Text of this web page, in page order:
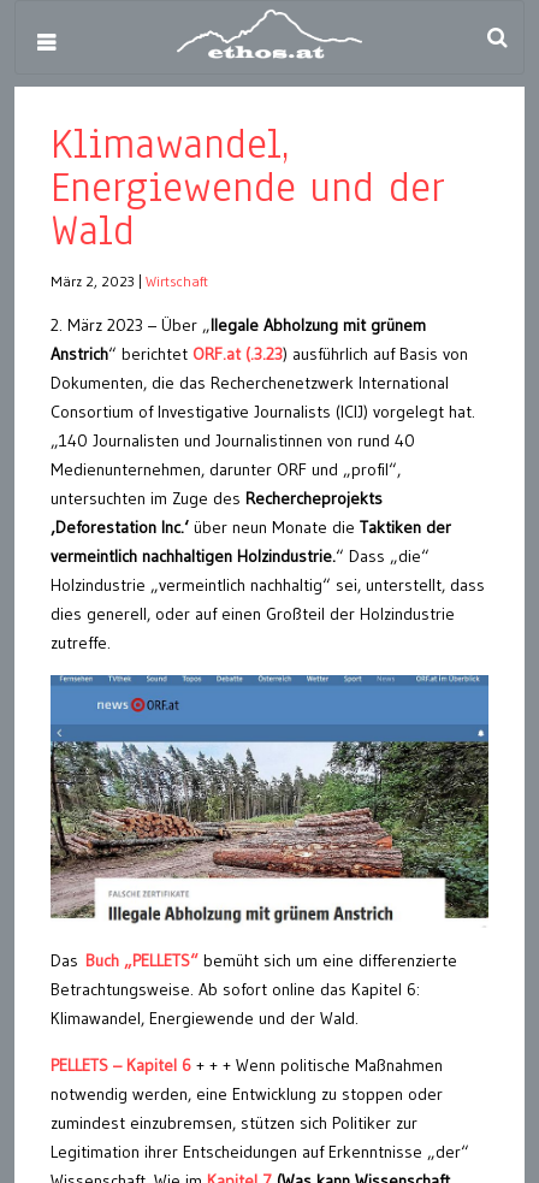
Klimawandel,
Energiewende und der
Wald
März 2, 2023 Wirtschaft
2. März 2023 – Über „llegale Abholzung mit grünem
Anstrich“ berichtet ORF.at (.3.23) ausführlich auf Basis von
Dokumenten, die das Recherchenetzwerk International
Consortium of Investigative Journalists (ICIJ) vorgelegt hat.
„140 Journalisten und Journalistinnen von rund 40
Medienunternehmen, darunter ORF und „profil“,
untersuchten im Zuge des Rechercheprojekts
‚Deforestation Inc.‘ über neun Monate die Taktiken der
vermeintlich nachhaltigen Holzindustrie.“ Dass „die“
Holzindustrie „vermeintlich nachhaltig“ sei, unterstellt, dass
dies generell, oder auf einen Großteil der Holzindustrie
zutreffe.
Das Buch „PELLETS“ bemüht sich um eine differenzierte
Betrachtungsweise. Ab sofort online das Kapitel 6:
Klimawandel, Energiewende und der Wald.
PELLETS – Kapitel 6 + + + Wenn politische Maßnahmen
notwendig werden, eine Entwicklung zu stoppen oder
zumindest einzubremsen, stützen sich Politiker zur
Legitimation ihrer Entscheidungen auf Erkenntnisse „der“